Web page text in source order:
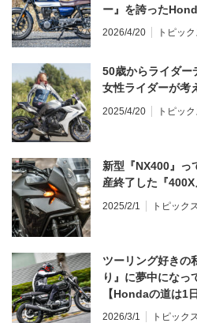
ー』を誇った
う？
2026/4/20 トピック
50歳からライダー
女性ライダーが考
2025/4/20 トピック
新型『NX400』っ
産終了した『
2025/2/1 トピックス
ツーリング好きの
り』に夢中になっ
【Hondaの道は1
ンプレ・レビュー
2026/3/1 トピックス